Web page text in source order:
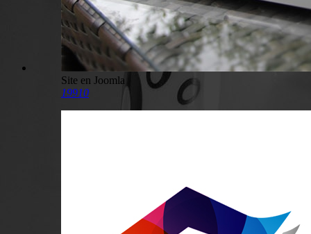
Site en Joomla
19910